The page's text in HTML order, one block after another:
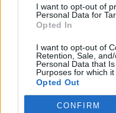
I want to opt-out of
Personal Data for
Opted In
I want to opt-out of
Retention, Sale,
Personal Data that
Purposes for which it
Opted Out
CONFIRM
Elvégezték az